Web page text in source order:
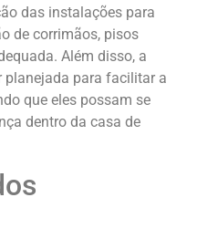
das instalações para
de corrimãos, pisos
Além disso, a
planejada para facilitar a
que eles possam se
dentro da casa de